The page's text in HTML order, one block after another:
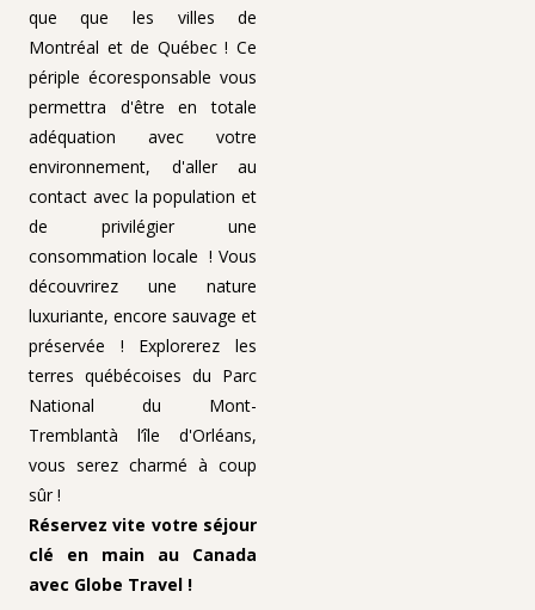
que que les villes de
Montréal et de Québec ! Ce
périple écoresponsable vous
permettra d'être en totale
adéquation avec votre
environnement, d'aller au
contact avec la population et
de privilégier une
consommation locale ! Vous
découvrirez une nature
luxuriante, encore sauvage et
préservée ! Explorerez les
terres québécoises du Parc
National du Mont-
Tremblantà l’île d'Orléans,
vous serez charmé à coup
sûr !
Réservez vite votre séjour
clé en main au Canada
avec Globe Travel !